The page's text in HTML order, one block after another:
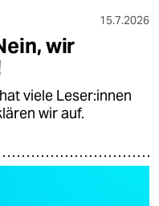
15.7.2026
wir
viele Le­se­r:in­nen
wir auf.